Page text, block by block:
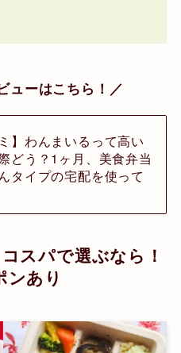
ューはこちら！／
】わんまいるって高い
どう？1ヶ月、美食弁当
タイプの宅配を使って
スパで選ぶなら！
ンあり